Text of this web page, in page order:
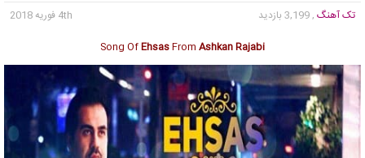
تک آهنگ , 3,199 بازدید
4th فوریه 2018
Song OfEhsasFrom Ashkan Rajabi